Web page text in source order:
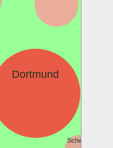
Schwerte
Dortmund